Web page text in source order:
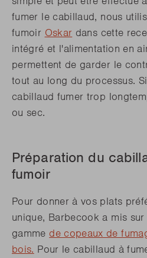
fumer le cabillaud, nous
fumoir Oskar dans cette
intégré et l'alimentation en
permettent de garder le
tout au long du processus.
cabillaud fumer trop
ou sec.
Préparation du
fumoir
Pour donner à vos plats
unique, Barbecook a mis
gamme de copeaux de
bois. Pour le cabillaud à